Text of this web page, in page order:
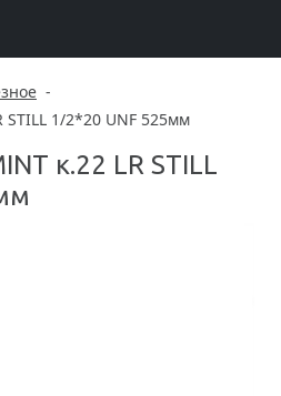
-
STILL 1/2*20 UNF 525мм
к.22 LR STILL